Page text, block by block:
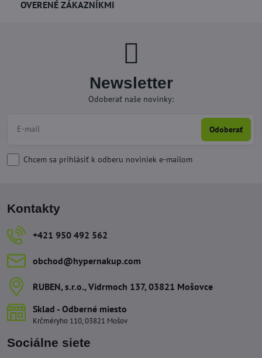
OVERENÉ ZÁKAZNÍKMI
Newsletter
Odoberať naše novinky:
Odoberať
Chcem sa prihlásiť k odberu noviniek e-mailom
Kontakty
+421 950 492 562
obchod​@hypernakup​.com
RUBEN, s​.r​.o​., Vidrmoch 137, 03821 Mošovce
Sklad - Odberné miesto
Krčméryho 110, 03821 Mošov
Sociálne siete